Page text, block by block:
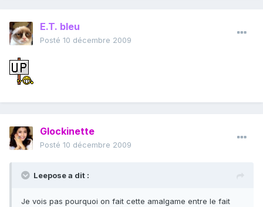
E.T. bleu
Posté 10 décembre 2009
Glockinette
Posté 10 décembre 2009
Leepose a dit :
Je vois pas pourquoi on fait cette amalgame entre le fait